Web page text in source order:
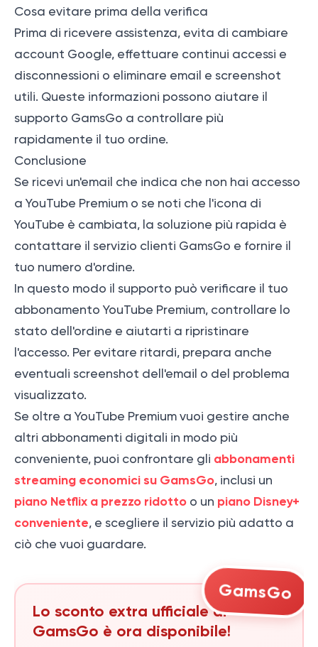
Cosa evitare prima della verifica
Prima di ricevere assistenza, evita di cambiare
account Google, effettuare continui accessi e
disconnessioni o eliminare email e screenshot
utili. Queste informazioni possono aiutare il
supporto GamsGo a controllare più
rapidamente il tuo ordine.
Conclusione
Se ricevi un'email che indica che non hai accesso
a YouTube Premium o se noti che l'icona di
YouTube è cambiata, la soluzione più rapida è
contattare il servizio clienti GamsGo e fornire il
tuo numero d'ordine.
In questo modo il supporto può verificare il tuo
abbonamento YouTube Premium, controllare lo
stato dell'ordine e aiutarti a ripristinare
l'accesso. Per evitare ritardi, prepara anche
eventuali screenshot dell'email o del problema
visualizzato.
Se oltre a YouTube Premium vuoi gestire anche
altri abbonamenti digitali in modo più
conveniente, puoi confrontare gli abbonamenti
streaming economici su GamsGo, inclusi un
piano Netflix a prezzo ridotto o un piano Disney+
conveniente, e scegliere il servizio più adatto a
ciò che vuoi guardare.
GamsGo
Lo sconto extra ufficiale di
GamsGo è ora disponibile!